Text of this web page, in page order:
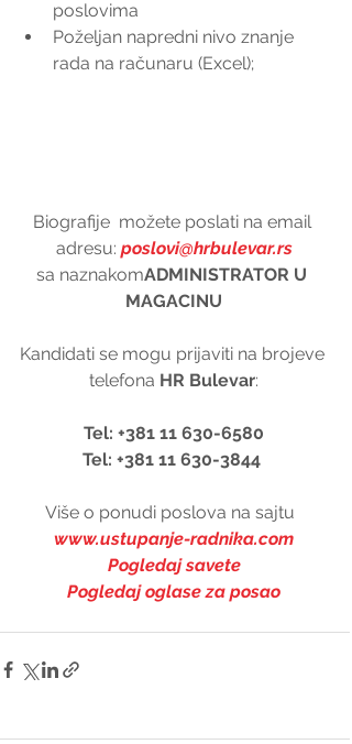
poslovima
Poželjan napredni nivo znanje
rada na računaru (Excel);
Biografije  možete poslati na email
adresu: poslovi@hrbulevar.rs
sa naznakomADMINISTRATOR U
MAGACINU
Kandidati se mogu prijaviti na brojeve
telefona HR Bulevar:
Tel: +381 11 630-6580
Tel: +381 11 630-3844
Više o ponudi poslova na sajtu
www.ustupanje-radnika.com
Pogledaj savete
Pogledaj oglase za posao